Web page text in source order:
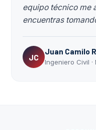
equipo técnico me
encuentras
JC
Juan Camilo
Ingeniero Civil ·